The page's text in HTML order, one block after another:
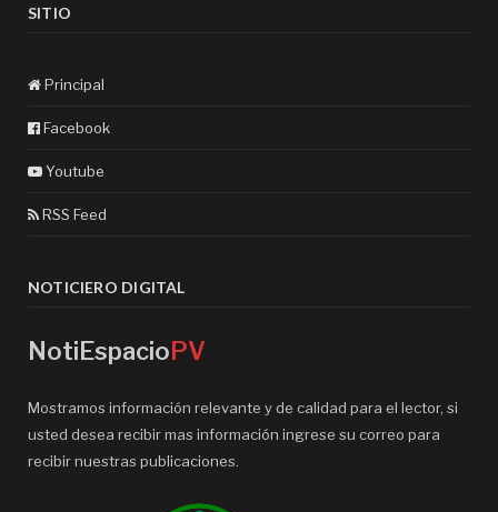
SITIO
Principal
Facebook
Youtube
RSS Feed
NOTICIERO DIGITAL
NotiEspacio PV
Mostramos información relevante y de calidad para el lector, si
usted desea recibir mas información ingrese su correo para
recibir nuestras publicaciones.